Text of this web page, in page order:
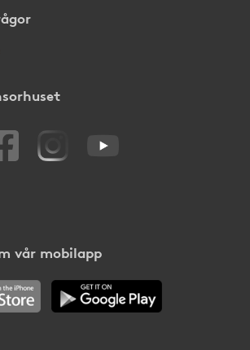
vår mobilapp